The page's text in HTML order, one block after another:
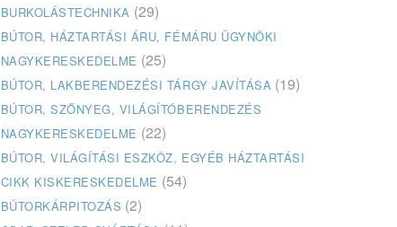
BURKOLÁSTECHNIKA (29)
BÚTOR, HÁZTARTÁSI ÁRU, FÉMÁRU ÜGYNÖKI
NAGYKERESKEDELME (25)
BÚTOR, LAKBERENDEZÉSI TÁRGY JAVÍTÁSA (19)
BÚTOR, SZŐNYEG, VILÁGÍTÓBERENDEZÉS
NAGYKERESKEDELME (22)
BÚTOR, VILÁGÍTÁSI ESZKÖZ, EGYÉB HÁZTARTÁSI
CIKK KISKERESKEDELME (54)
BÚTORKÁRPITOZÁS (2)